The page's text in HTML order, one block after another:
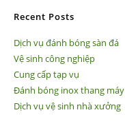
Recent Posts
Dịch vụ đánh bóng sàn đá
Vệ sinh công nghiệp
Cung cấp tạp vụ
Đánh bóng inox thang máy
Dịch vụ vệ sinh nhà xưởng